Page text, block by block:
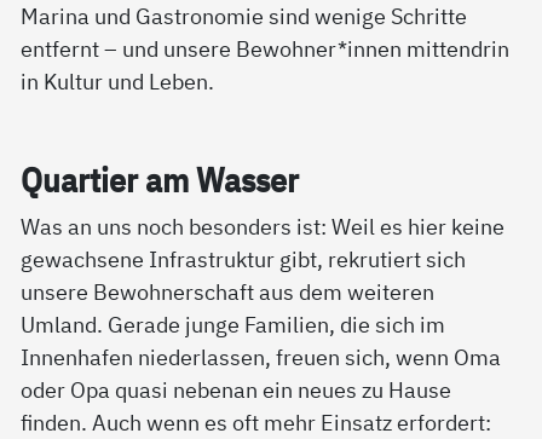
Marina und Gastronomie sind wenige Schritte
entfernt – und unsere Bewohner*innen mittendrin
in Kultur und Leben.
Quar­tier am Was­ser
Was an uns noch besonders ist: Weil es hier keine
gewachsene Infrastruktur gibt, rekrutiert sich
unsere Bewohnerschaft aus dem weiteren
Umland. Gerade junge Familien, die sich im
Innenhafen niederlassen, freuen sich, wenn Oma
oder Opa quasi nebenan ein neues zu Hause
finden. Auch wenn es oft mehr Einsatz erfordert: